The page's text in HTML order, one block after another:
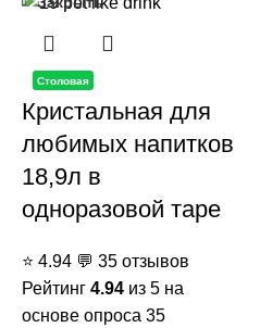
Столовая
Кристальная для
любимых напитков
18,9л в
одноразовой таре
⭐ 4.94 💬 35 отзывов
Рейтинг 4.94 из 5 на
основе опроса 35